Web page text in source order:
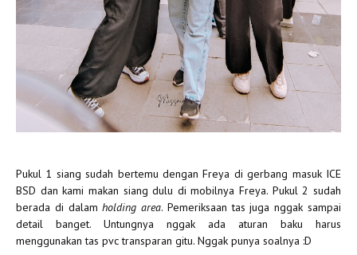
Pukul 1 siang sudah bertemu dengan Freya di gerbang masuk ICE
BSD dan kami makan siang dulu di mobilnya Freya. Pukul 2 sudah
berada di dalamholding area. Pemeriksaan tas juga nggak sampai
detail banget. Untungnya nggak ada aturan baku harus
menggunakan tas pvc transparan gitu. Nggak punya soalnya :D